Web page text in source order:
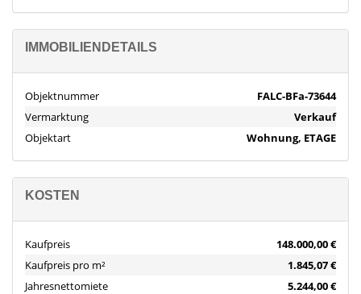
IMMOBILIENDETAILS
Objektnummer
FALC-BFa-73644
Vermarktung
Verkauf
Objektart
Wohnung, ETAGE
KOSTEN
Kaufpreis
148.000,00 €
Kaufpreis pro m²
1.845,07 €
Jahresnettomiete
5.244,00 €